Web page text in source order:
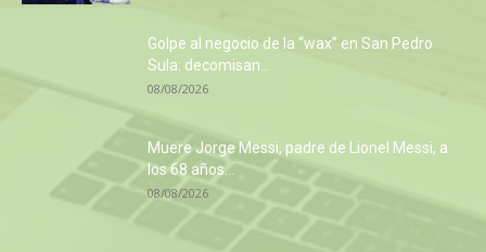
Golpe al negocio de la “wax” en San Pedro
Sula: decomisan...
08/08/2026
Muere Jorge Messi, padre de Lionel Messi, a
los 68 años...
08/08/2026